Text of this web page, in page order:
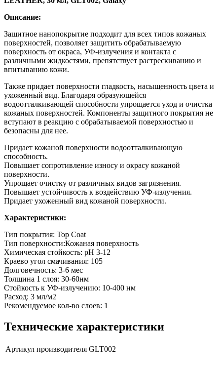
Описание:
Защитное нанопокрытие подходит для всех типов кожаных
поверхностей, позволяет защитить обрабатываемую
поверхность от окраса, УФ-излучения и контакта с
различными жидкостями, препятствует растрескиванию и
впитыванию кожи.
Также придает поверхности гладкость, насыщенность цвета и
ухоженный вид. Благодаря образующейся
водоотталкивающей способности упрощается уход и очистка
кожаных поверхностей. Компоненты защитного покрытия не
вступают в реакцию с обрабатываемой поверхностью и
безопасны для нее.
Придает кожаной поверхности водоотталкивающую
способность.
Повышает сопротивление износу и окрасу кожаной
поверхности.
Упрощает очистку от различных видов загрязнения.
Повышает устойчивость к воздействию УФ-излучения.
Придает ухоженный вид кожаной поверхности.
Характеристики:
Тип покрытия: Top Coat
Тип поверхности:Кожаная поверхность
Химическая стойкость: pH 3-12
Краево угол смачивания: 105
Долговечность: 3-6 мес
Толщина 1 слоя: 30-60нм
Стойкость к УФ-излучению: 10-400 нм
Расход: 3 мл/м2
Рекомендуемое кол-во слоев: 1
Технические характеристики
Артикул производителя GLT002